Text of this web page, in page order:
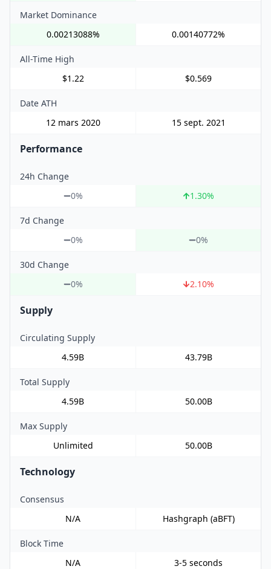
Market Dominance
0.00213088%
0.00140772%
All-Time High
$1.22
$0.569
Date ATH
12 mars 2020
15 sept. 2021
Performance
24h Change
0%
1.30%
7d Change
0%
0%
30d Change
0%
2.10%
Supply
Circulating Supply
4.59B
43.79B
Total Supply
4.59B
50.00B
Max Supply
Unlimited
50.00B
Technology
Consensus
N/A
Hashgraph (aBFT)
Block Time
N/A
3-5 seconds